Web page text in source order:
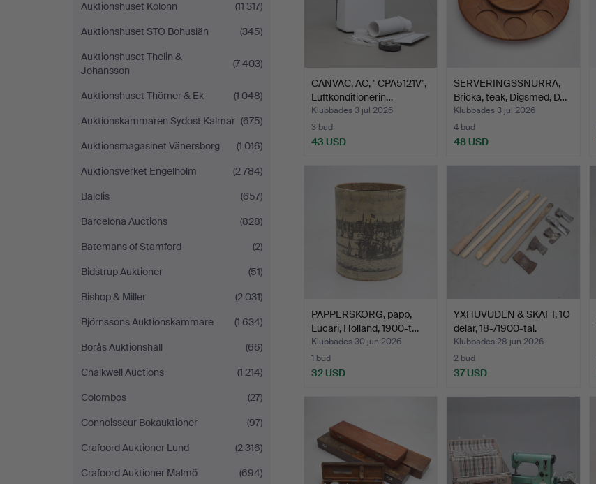
Auktionshuset Kolonn
(11 317)
Auktionshuset STO Bohuslän
(345)
Auktionshuset Thelin &
Johansson
(7 403)
Auktionshuset Thörner & Ek
(1 048)
Auktionskammaren Sydost Kalmar (675)
Auktionsmagasinet Vänersborg
(1 016)
Auktionsverket Engelholm
(2 784)
Balclis
(657)
Barcelona Auctions
(828)
Batemans of Stamford
(2)
Bidstrup Auktioner
(51)
Bishop & Miller
(2 031)
Björnssons Auktionskammare
(1 634)
Borås Auktionshall
(66)
Chalkwell Auctions
(1 214)
Colombos
(27)
Connoisseur Bokauktioner
(97)
Crafoord Auktioner Lund
(2 316)
Crafoord Auktioner Malmö
(694)
CANVAC, AC, " CPA5121V",
Luftkonditionerin…
Klubbades 3 jul 2026
3 bud
43 USD
SERVERINGSSNURRA,
Bricka, teak, Digsmed, D…
Klubbades 3 jul 2026
4 bud
48 USD
PAPPERSKORG, papp,
Lucari, Holland, 1900-t…
Klubbades 30 jun 2026
1 bud
32 USD
YXHUVUDEN & SKAFT, 1O
delar, 18-/1900-tal.
Klubbades 28 jun 2026
2 bud
37 USD